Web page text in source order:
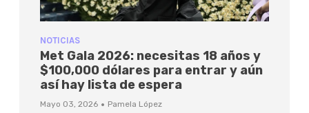
NOTICIAS
Met Gala 2026: necesitas 18 años y
$100,000 dólares para entrar y aún
así hay lista de espera
Mayo 03, 2026 · Pamela López